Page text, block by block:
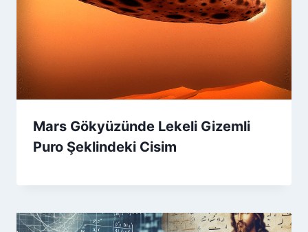
Mars Gökyüzünde Lekeli Gizemli
Puro Şeklindeki Cisim